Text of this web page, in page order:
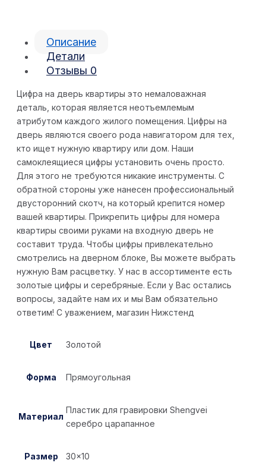
Описание
Детали
Отзывы 0
Цифра на дверь квартиры это немаловажная
деталь, которая является неотъемлемым
атрибутом каждого жилого помещения. Цифры на
дверь являются своего рода навигатором для тех,
кто ищет нужную квартиру или дом. Наши
самоклеящиеся цифры установить очень просто.
Для этого не требуются никакие инструменты. С
обратной стороны уже нанесен профессиональный
двусторонний скотч, на который крепится номер
вашей квартиры. Прикрепить цифры для номера
квартиры своими руками на входную дверь не
составит труда. Чтобы цифры привлекательно
смотрелись на дверном блоке, Вы можете выбрать
нужную Вам расцветку. У нас в ассортименте есть
золотые цифры и серебряные. Если у Вас остались
вопросы, задайте нам их и мы Вам обязательно
ответим! С уважением, магазин Нижстенд
Цвет Золотой
Форма Прямоугольная
Материал
Пластик для гравировки Shengvei
серебро царапанное
Размер 30×10